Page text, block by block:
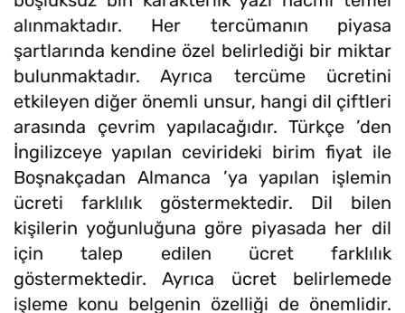
alınmaktadır. Her tercümanın piyasa
şartlarında kendine özel belirlediği bir miktar
bulunmaktadır. Ayrıca tercüme ücretini
etkileyen diğer önemli unsur, hangi dil çiftleri
arasında çevrim yapılacağıdır. Türkçe ’den
İngilizceye yapılan cevirideki birim fiyat ile
Boşnakçadan Almanca ’ya yapılan işlemin
ücreti farklılık göstermektedir. Dil bilen
kişilerin yoğunluğuna göre piyasada her dil
için talep edilen ücret farklılık
göstermektedir. Ayrıca ücret belirlemede
işleme konu belgenin özelliği de önemlidir.